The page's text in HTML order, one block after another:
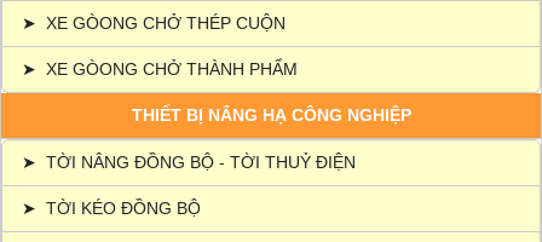
➤ XE GÒONG CHỞ THÉP CUỘN
➤ XE GÒONG CHỞ THÀNH PHẨM
THIẾT BỊ NÂNG HẠ CÔNG NGHIỆP
➤ TỜI NÂNG ĐỒNG BỘ - TỜI THUỶ ĐIỆN
➤ TỜI KÉO ĐỒNG BỘ